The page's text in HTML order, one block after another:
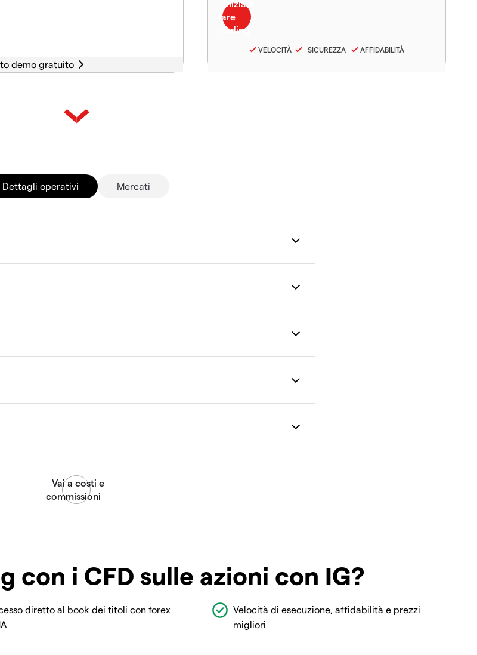
VELOCITÀ SICUREZZA AFFIDABILITÀ
Dettagli operativi Mercati
con i CFD sulle azioni con IG?
diretto al book dei titoli con forex
Velocità di esecuzione, affidabilità e prezzi
migliori